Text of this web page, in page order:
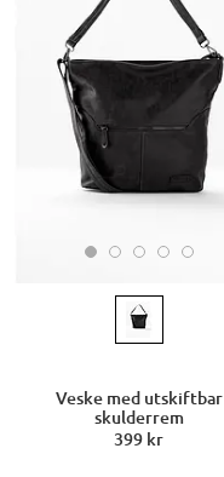
Veske med utskiftbar
skulderrem
399 kr